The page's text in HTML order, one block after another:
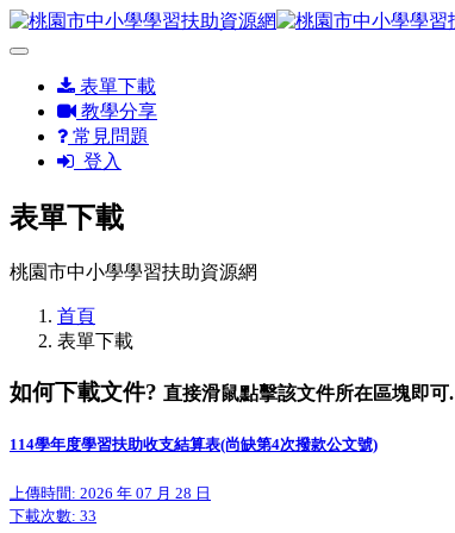
表單下載
教學分享
常見問題
登入
表單下載
桃園市中小學學習扶助資源網
首頁
表單下載
如何下載文件? 直接滑鼠點擊該文件所在區塊即可.
114學年度學習扶助收支結算表(尚缺第4次撥款公文號)
上傳時間: 2026 年 07 月 28 日
下載次數: 33